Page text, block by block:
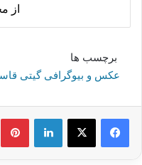
از
برچسب ها
عکس و بیوگرافی گیتی
لینکدین